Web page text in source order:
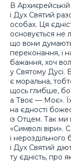
В
і Дух Святий
особах. Ця
основується не
що вони
переконання, і
бажання, хоч
у Святому Дусі.
є моральна,
щось глибше,
а Твоє — Моє».
на єдності
із Отцем. Так
«Символі віри».
і
і Дух Святий
ту єдність, про